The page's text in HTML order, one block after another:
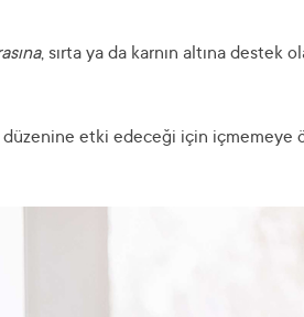
, sırta ya da karnın altına destek
düzenine etki edeceği için içmemeye